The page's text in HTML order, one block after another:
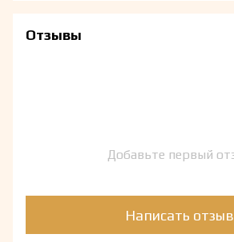
Отзывы
Добавьте первый
Написать отзыв